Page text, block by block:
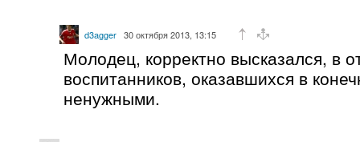
d3agger 30 октября 2013, 13:15
Молодец, корректно высказался, в
воспитанников, оказавшихся в
ненужными.